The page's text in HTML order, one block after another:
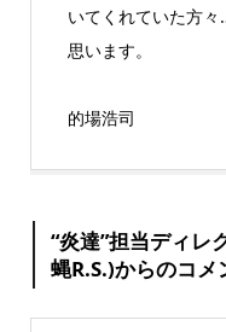
いてくれていた方
思います。
的場浩司
“炎達”担当ディ
蝿R.S.)からのコメ